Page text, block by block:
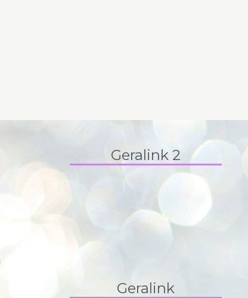
Geralink 2
Geralink